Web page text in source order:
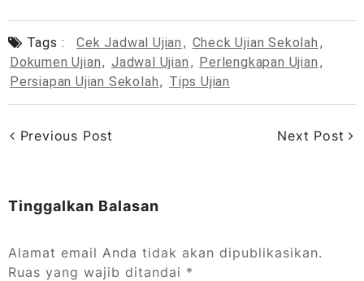
Tags : Cek Jadwal Ujian , Check Ujian Sekolah ,
Dokumen Ujian, Jadwal Ujian , Perlengkapan Ujian ,
Persiapan Ujian Sekolah, Tips Ujian
Previous Post Next Post
Tinggalkan Balasan
Alamat email Anda tidak akan dipublikasikan.
Ruas yang wajib ditandai *